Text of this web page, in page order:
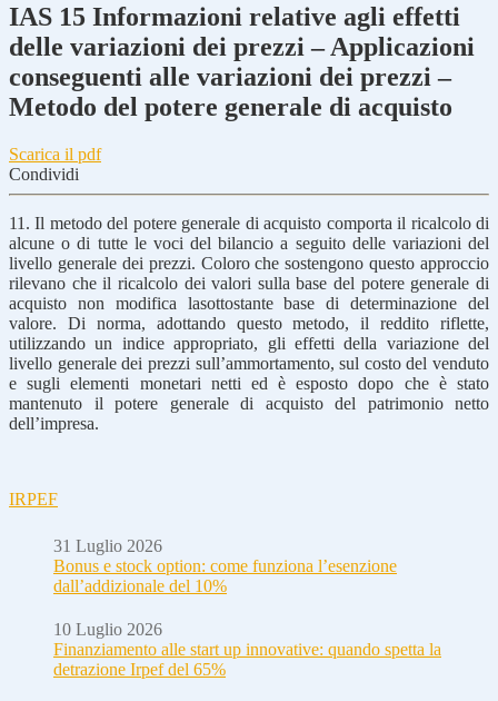
IAS 15 Informazioni relative agli effetti
delle variazioni dei prezzi – Applicazioni
conseguenti alle variazioni dei prezzi –
Metodo del potere generale di acquisto
Scarica il pdf
Condividi
11. Il metodo del potere generale di acquisto comporta il ricalcolo di
alcune o di tutte le voci del bilancio a seguito delle variazioni del
livello generale dei prezzi. Coloro che sostengono questo approccio
rilevano che il ricalcolo dei valori sulla base del potere generale di
acquisto non modifica lasottostante base di determinazione del
valore. Di norma, adottando questo metodo, il reddito riflette,
utilizzando un indice appropriato, gli effetti della variazione del
livello generale dei prezzi sull’ammortamento, sul costo del venduto
e sugli elementi monetari netti ed è esposto dopo che è stato
mantenuto il potere generale di acquisto del patrimonio netto
dell’impresa.
IRPEF
31 Luglio 2026
Bonus e stock option: come funziona l’esenzione
dall’addizionale del 10%
10 Luglio 2026
Finanziamento alle start up innovative: quando spetta la
detrazione Irpef del 65%